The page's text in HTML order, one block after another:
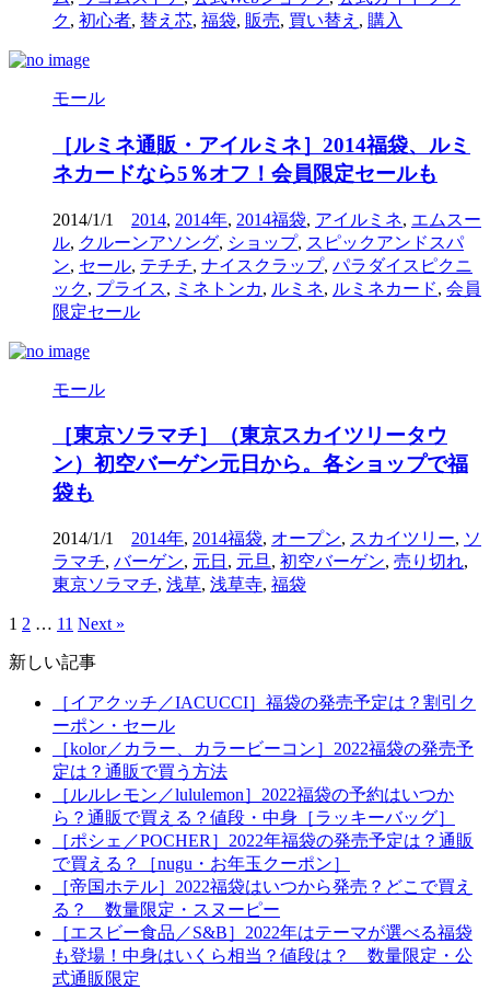
ク, 初心者, 替え芯, 福袋, 販売, 買い替え , 購入
モール
［ルミネ通販・アイルミネ］2014福袋、ルミ
ネカードなら5％オフ！会員限定セールも
2014/1/1 2014, 2014年, 2014福袋, アイルミネ, エムスー
ル, クルーンアソング, ショップ, スピックアンドスパ
ン, セール, テチチ, ナイスクラップ, パラダイスピクニ
ック, プライス, ミネトンカ, ルミネ, ルミネカード, 会員
限定セール
モール
［東京ソラマチ］（東京スカイツリータウ
ン）初空バーゲン元日から。各ショップで福
袋も
2014/1/1 2014年, 2014福袋, オープン, スカイツリー, ソ
ラマチ, バーゲン, 元日 , 元旦 , 初空バーゲン, 売り切れ,
東京ソラマチ, 浅草, 浅草寺, 福袋
1 2 … 11 Next »
新しい記事
［イアクッチ／IACUCCI］福袋の発売予定は？割引ク
ーポン・セール
［kolor／カラー、カラービーコン］2022福袋の発売予
定は？通販で買う方法
［ルルレモン／lululemon］2022福袋の予約はいつか
ら？通販で買える？値段・中身［ラッキーバッグ］
［ポシェ／POCHER］2022年福袋の発売予定は？通販
で買える？［nugu・お年玉クーポン］
［帝国ホテル］2022福袋はいつから発売？どこで買え
る？ 数量限定・スヌーピー
［エスビー食品／S&B］2022年はテーマが選べる福袋
も登場！中身はいくら相当？値段は？ 数量限定・公
式通販限定